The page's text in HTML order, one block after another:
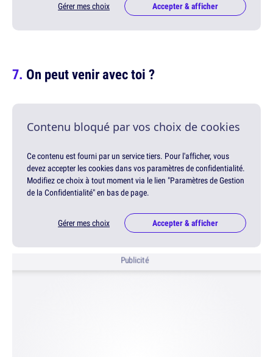
Gérer mes choix Accepter & afficher
On peut venir avec toi ?
Contenu bloqué par vos choix de cookies
Ce contenu est fourni par un service tiers. Pour l'afficher, vous
devez accepter les cookies dans vos paramètres de confidentialité.
Modifiez ce choix à tout moment via le lien "Paramètres de Gestion
de la Confidentialité" en bas de page.
Gérer mes choix Accepter & afficher
Publicité